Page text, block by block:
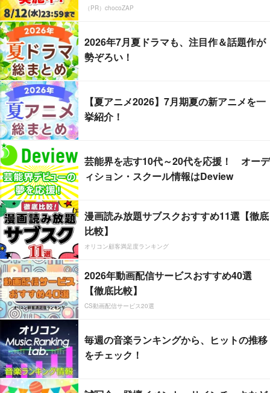
（PR）chocoZAP
2026年7月夏ドラマも、注目作＆話題作が
勢ぞろい！
【夏アニメ2026】7月期夏の新アニメを一
挙紹介！
芸能界を志す10代～20代を応援！ オーデ
ィション・スクール情報はDeview
漫画読み放題サブスクおすすめ11選【徹底
比較】
オリコン顧客満足度ランキング
2026年動画配信サービスおすすめ40選
【徹底比較】
CS動画配信サービス20選
毎週の音楽ランキングから、ヒットの推移
をチェック！